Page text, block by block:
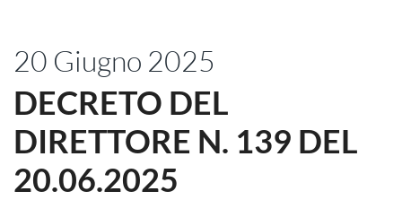
20 Giugno 2025
DECRETO DEL
DIRETTORE N. 139 DEL
20.06.2025